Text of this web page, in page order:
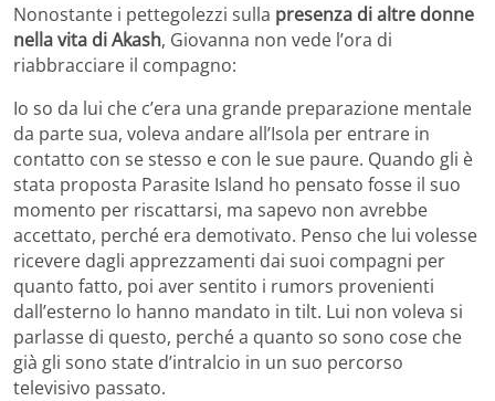
Nonostante i pettegolezzi sulla presenza di altre donne
nella vita di Akash, Giovanna non vede l’ora di
riabbracciare il compagno:
Io so da lui che c’era una grande preparazione mentale
da parte sua, voleva andare all’Isola per entrare in
contatto con se stesso e con le sue paure. Quando gli è
stata proposta Parasite Island ho pensato fosse il suo
momento per riscattarsi, ma sapevo non avrebbe
accettato, perché era demotivato. Penso che lui volesse
ricevere dagli apprezzamenti dai suoi compagni per
quanto fatto, poi aver sentito i rumors provenienti
dall’esterno lo hanno mandato in tilt. Lui non voleva si
parlasse di questo, perché a quanto so sono cose che
già gli sono state d’intralcio in un suo percorso
televisivo passato.